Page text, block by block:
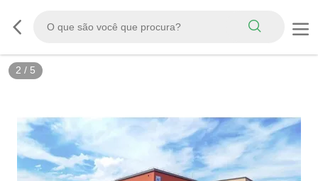
2 / 5